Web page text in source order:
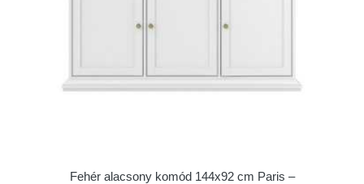
Fehér alacsony komód 144x92 cm Paris –